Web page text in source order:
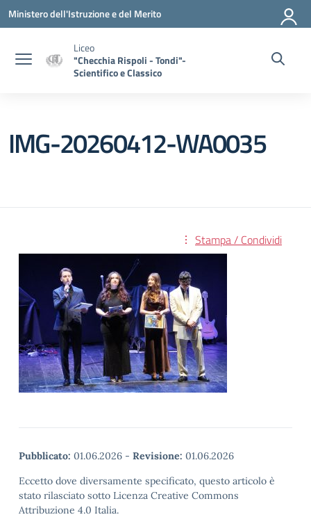
Vai ai contenuti
Vai al menu di navigazione
Vai al footer
Ministero dell'Istruzione e del Merito
Liceo
"Checchia Rispoli - Tondi"-
Scientifico e Classico
IMG-20260412-WA0035
Stampa / Condividi
Pubblicato: 01.06.2026 - Revisione: 01.06.2026
Eccetto dove diversamente specificato, questo articolo è
stato rilasciato sotto Licenza Creative Commons
Attribuzione 4.0 Italia.